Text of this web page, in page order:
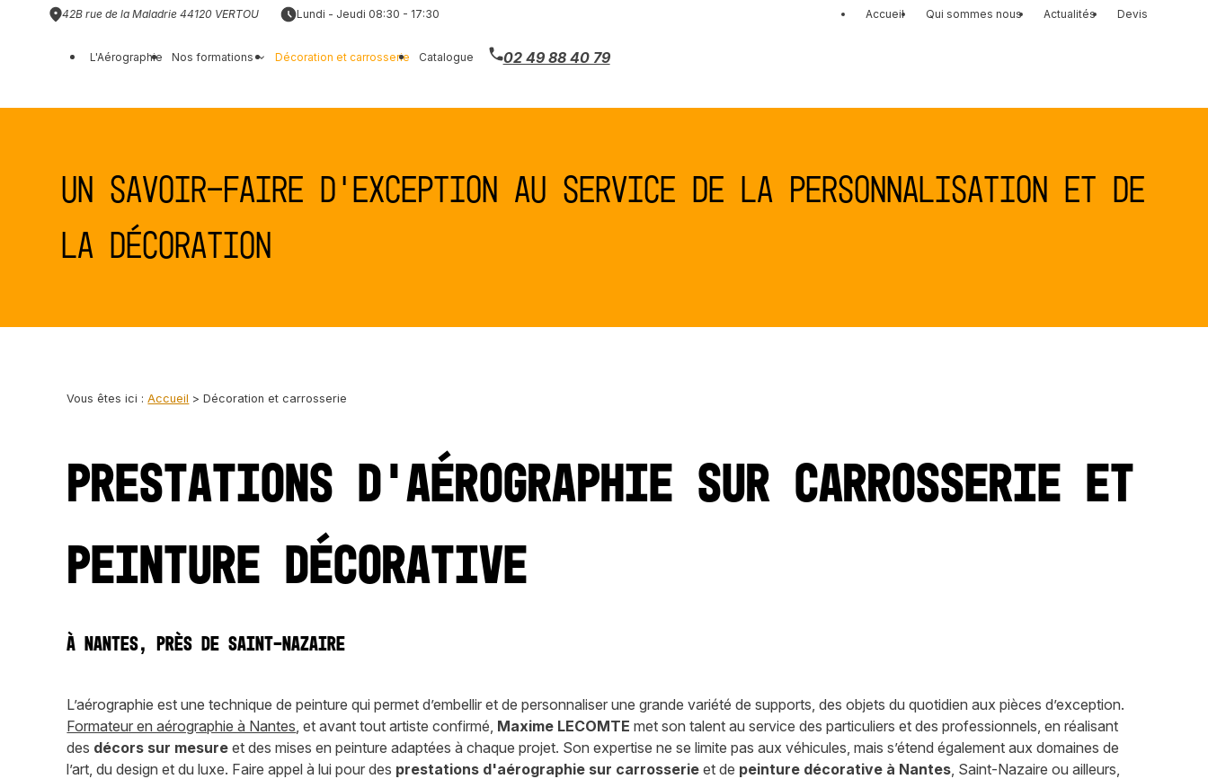
42B rue de la Maladrie44120 VERTOU Lundi - Jeudi 08:30 - 17:30 Accueil Qui sommes nous Actualités Devis
L'Aérographie Nos formations Décoration et carrosserie Catalogue 02 49 88 40 79
Un savoir-faire d’exception au service de la personnalisation et de
la décoration
Vous êtes ici : Accueil > Décoration et carrosserie
Prestations d'aérographie sur carrosserie et
peinture décorative
à Nantes, près de Saint-Nazaire
L’aérographie est une technique de peinture qui permet d’embellir et de personnaliser une grande variété de supports, des objets du quotidien aux pièces d’exception.
Formateur en aérographie à Nantes , et avant tout artiste confirmé, Maxime LECOMTE met son talent au service des particuliers et des professionnels, en réalisant
des décors sur mesure et des mises en peinture adaptées à chaque projet. Son expertise ne se limite pas aux véhicules, mais s’étend également aux domaines de
l’art, du design et du luxe. Faire appel à lui pour des prestations d'aérographie sur carrosserieet de peinture décorative à Nantes , Saint-Nazaire ou ailleurs,
Panneau de gestion des cookies